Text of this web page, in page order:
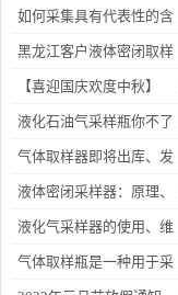
工作逻辑是什么？
如何采集具有代表性的含
油水样？——石油类采水
器原理与使用
黑龙江客户液体密闭取样
器项目顺利交付
【喜迎国庆欢度中秋】
2025年国庆中秋放假通知
液化石油气采样瓶你不了
解的知识！
气体取样器即将出库、发
货！
液体密闭采样器：原理、
应用和优势
液化气采样器的使用、维
护与优化
气体取样瓶是一种用于采